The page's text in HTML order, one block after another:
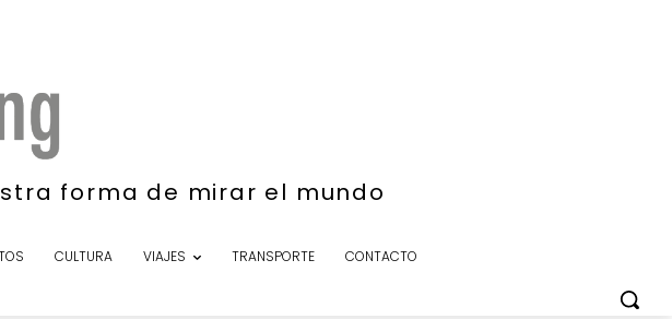
forma de mirar el mundo
CULTURA VIAJES TRANSPORTE CONTACTO